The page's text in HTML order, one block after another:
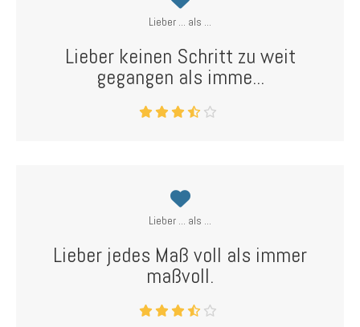
Lieber ... als ...
Lieber keinen Schritt zu weit
gegangen als imme...
Lieber ... als ...
Lieber jedes Maß voll als immer
maßvoll.